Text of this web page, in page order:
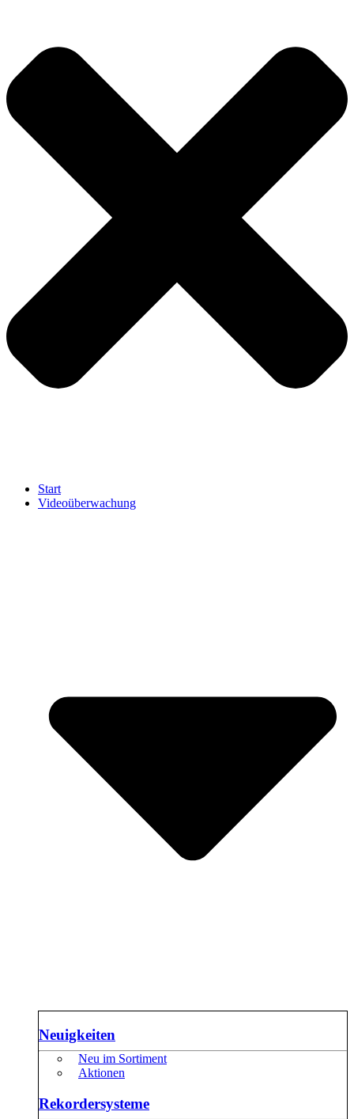
Start
Videoüberwachung
Neuigkeiten
Neu im Sortiment
Aktionen
Rekordersysteme